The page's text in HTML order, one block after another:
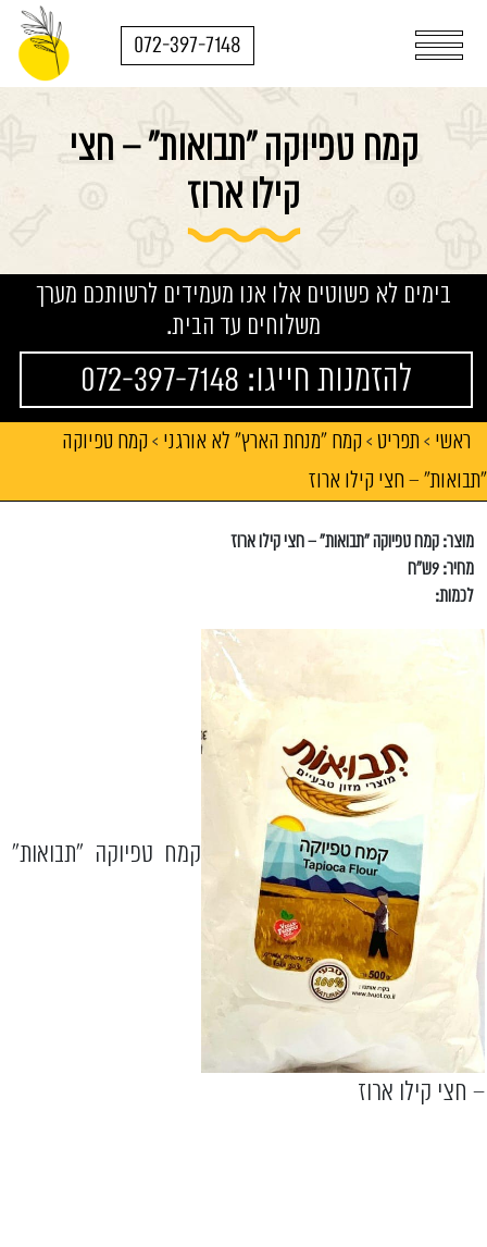
072-397-7148
קמח טפיוקה "תבואות" – חצי
קילו ארוז
בימים לא פשוטים אלו אנו מעמידים לרשותכם מערך
משלוחים עד הבית.
להזמנות חייגו: 072-397-7148
ראשי > תפריט > קמח "מנחת הארץ" לא אורגני > קמח טפיוקה
"תבואות" – חצי קילו ארוז
מוצר: קמח טפיוקה "תבואות" – חצי קילו ארוז
מחיר: 9ש"ח
לכמות:
קמח טפיוקה "תבואות"
– חצי קילו ארוז